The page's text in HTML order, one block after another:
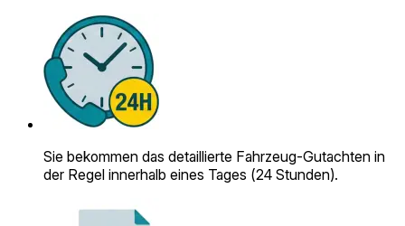
Sie bekommen das detaillierte Fahrzeug-Gutachten in
der Regel innerhalb eines Tages (24 Stunden).